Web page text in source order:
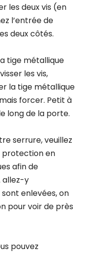
les deux vis (en
l’entrée de
deux côtés.
tige métallique
les vis,
la tige métallique
forcer. Petit à
long de la porte.
serrure, veuillez
protection en
afin de
allez-y
enlevées, on
pour voir de près
pouvez